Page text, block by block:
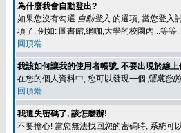
為什麼我會自動登出?
如果您沒有勾選 自動登入 的選項, 當您登入
項了, 例如: 圖書館,網咖,大學的校園內...等等.
回頂端
我該如何讓我的使用者帳號, 不要出現於線
在您的個人資料中, 您可以發現一個 隱藏您
回頂端
我遺失密碼了, 該怎麼辦!
不要擔心! 當您無法找回您的密碼時, 系統可